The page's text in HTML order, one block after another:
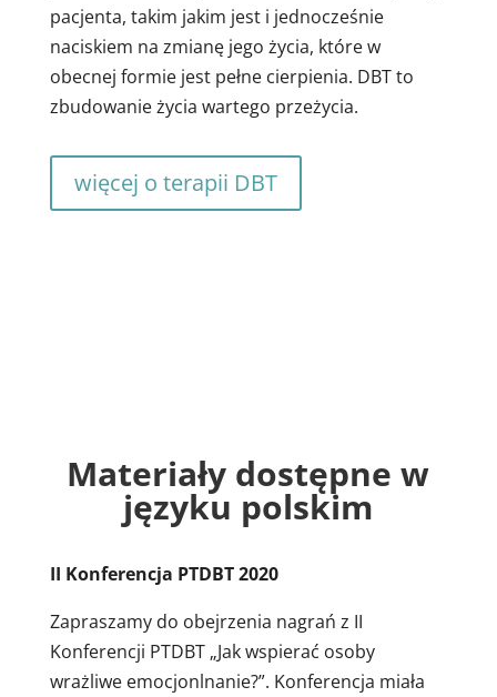
pacjenta, takim jakim jest i jednocześnie
naciskiem na zmianę jego życia, które w
obecnej formie jest pełne cierpienia. DBT to
zbudowanie życia wartego przeżycia.
więcej o terapii DBT
Materiały dostępne w
języku polskim
II Konferencja PTDBT 2020
Zapraszamy do obejrzenia nagrań z II
Konferencji PTDBT „Jak wspierać osoby
wrażliwe emocjonlnanie?”. Konferencja miała